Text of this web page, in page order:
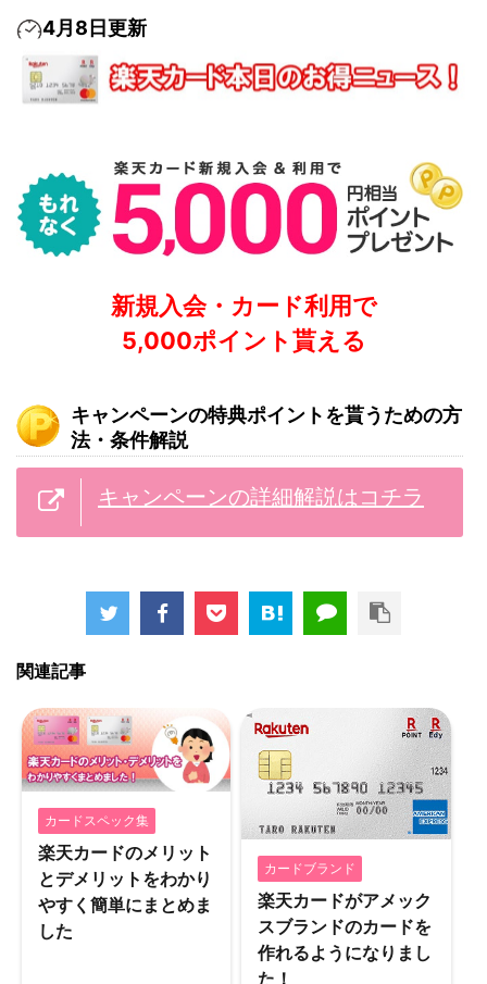
4月8日更新
新規入会・カード利用で
5,000ポイント貰える
キャンペーンの特典ポイントを貰うための方
法・条件解説
キャンペーンの詳細解説はコチラ
関連記事
カードスペック集
楽天カードのメリット
とデメリットをわかり
やすく簡単にまとめま
した
カードブランド
楽天カードがアメック
スブランドのカードを
作れるようになりまし
た！